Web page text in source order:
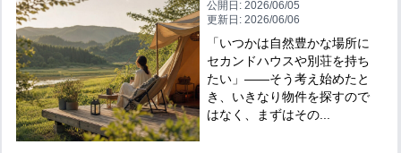
公開日: 2026/06/05
更新日: 2026/06/06
「いつかは自然豊かな場所に
セカンドハウスや別荘を持ち
たい」——そう考え始めたと
き、いきなり物件を探すので
はなく、まずはその...